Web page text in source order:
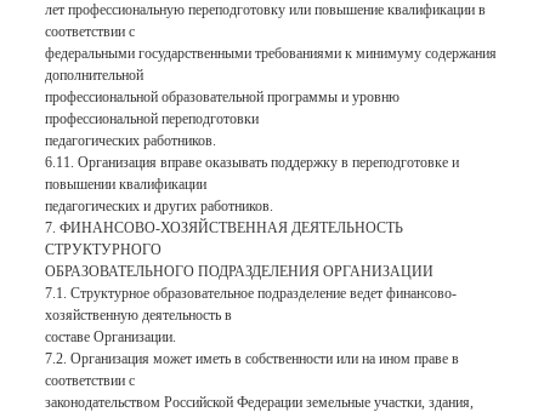
лет профессиональную переподготовку или повышение квалификации в
соответствии с
федеральными государственными требованиями к минимуму содержания
дополнительной
профессиональной образовательной программы и уровню
профессиональной переподготовки
педагогических работников.
6.11. Организация вправе оказывать поддержку в переподготовке и
повышении квалификации
педагогических и других работников.
7. ФИНАНСОВО-ХОЗЯЙСТВЕННАЯ ДЕЯТЕЛЬНОСТЬ
СТРУКТУРНОГО
ОБРАЗОВАТЕЛЬНОГО ПОДРАЗДЕЛЕНИЯ ОРГАНИЗАЦИИ
7.1. Структурное образовательное подразделение ведет финансово-
хозяйственную деятельность в
составе Организации.
7.2. Организация может иметь в собственности или на ином праве в
соответствии с
законодательством Российской Федерации земельные участки, здания,